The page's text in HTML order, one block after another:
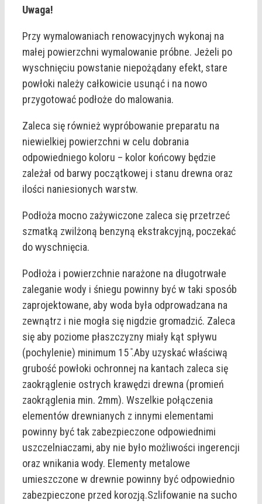
Uwaga!
Przy wymalowaniach renowacyjnych wykonaj na
małej powierzchni wymalowanie próbne. Jeżeli po
wyschnięciu powstanie niepożądany efekt, stare
powłoki należy całkowicie usunąć i na nowo
przygotować podłoże do malowania.
Zaleca się również wypróbowanie preparatu na
niewielkiej powierzchni w celu dobrania
odpowiedniego koloru – kolor końcowy będzie
zależał od barwy początkowej i stanu drewna oraz
ilości naniesionych warstw.
Podłoża mocno zażywiczone zaleca się przetrzeć
szmatką zwilżoną benzyną ekstrakcyjną, poczekać
do wyschnięcia.
Podłoża i powierzchnie narażone na długotrwałe
zaleganie wody i śniegu powinny być w taki sposób
zaprojektowane, aby woda była odprowadzana na
zewnątrz i nie mogła się nigdzie gromadzić. Zaleca
się aby poziome płaszczyzny miały kąt spływu
(pochylenie) minimum 15 ̊.Aby uzyskać właściwą
grubość powłoki ochronnej na kantach zaleca się
zaokrąglenie ostrych krawędzi drewna (promień
zaokrąglenia min. 2mm). Wszelkie połączenia
elementów drewnianych z innymi elementami
powinny być tak zabezpieczone odpowiednimi
uszczelniaczami, aby nie było możliwości ingerencji
oraz wnikania wody. Elementy metalowe
umieszczone w drewnie powinny być odpowiednio
zabezpieczone przed korozją.Szlifowanie na sucho